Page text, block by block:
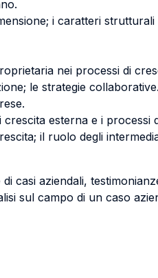
i caratteri
nei processi di
le strategie collaborative.
esterna e i processi
il ruolo degli
casi aziendali,
sul campo di un caso